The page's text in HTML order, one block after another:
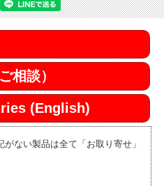
相談）
(English)
がない製品は全て「お取り寄せ」